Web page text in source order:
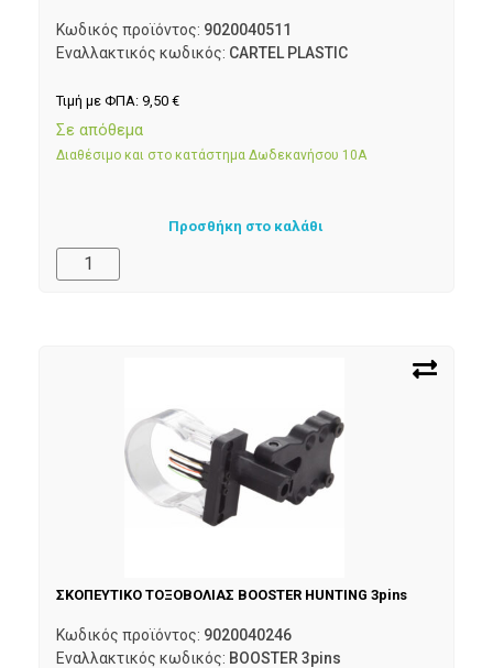
Κωδικός προϊόντος: 9020040511
Εναλλακτικός κωδικός: CARTEL PLASTIC
Τιμή με ΦΠΑ: 9,50 €
Σε απόθεμα
Διαθέσιμο και στο κατάστημα Δωδεκανήσου 10Α
Προσθήκη στο καλάθι
ΣΚΟΠΕΥΤΙΚΟ ΤΟΞΟΒΟΛΙΑΣ BOOSTER HUNTING 3pins
Κωδικός προϊόντος: 9020040246
Εναλλακτικός κωδικός: BOOSTER 3pins